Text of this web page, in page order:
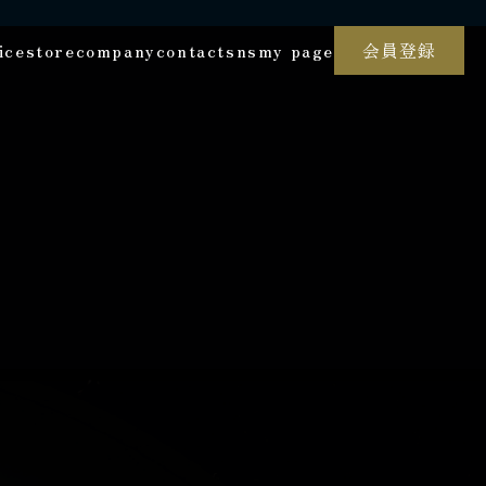
storecompanycontactsnsmy page 会員登録